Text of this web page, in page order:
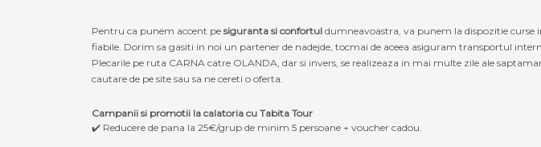
Pentru ca punem accent pe siguranta si confortul dumneavoastra, va punem la dispozitie curse
fiabile. Dorim sa gasiti in noi un partener de nadejde, tocmai de aceea asiguram transportul
Plecarile pe ruta CARNA catre OLANDA, dar si invers, se realizeaza in mai multe zile ale
cautare de pe site sau sa ne cereti o oferta.
Campanii si promotii la calatoria cu Tabita Tour
✔️ Reducere de pana la 25€/grup de minim 5 persoane + voucher cadou.